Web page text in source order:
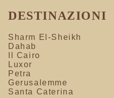
DESTINAZIONI
Sharm El-Sheikh
Dahab
Il Cairo
Luxor
Petra
Gerusalemme
Santa Caterina